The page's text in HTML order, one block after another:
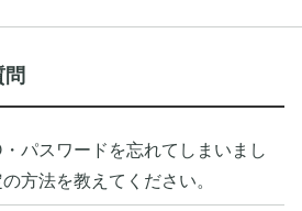
パスワードを忘れてしまいまし
方法を教えてください。